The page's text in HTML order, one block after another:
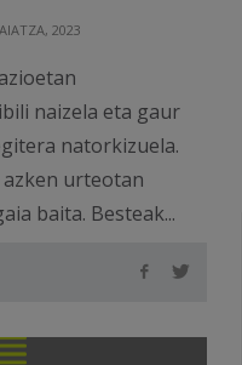
2023
naizela eta gaur
natorkizuela.
azken urteotan
baita. Besteak...